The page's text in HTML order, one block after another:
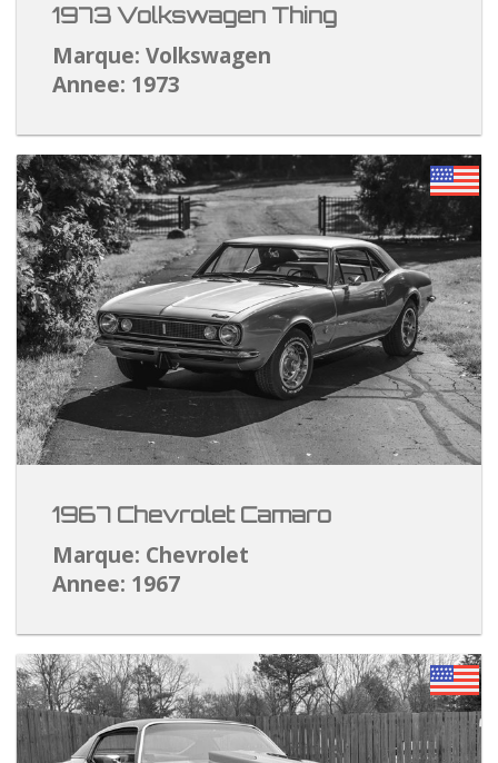
1973 Volkswagen Thing
Marque: Volkswagen
Annee: 1973
1967 Chevrolet Camaro
Marque: Chevrolet
Annee: 1967